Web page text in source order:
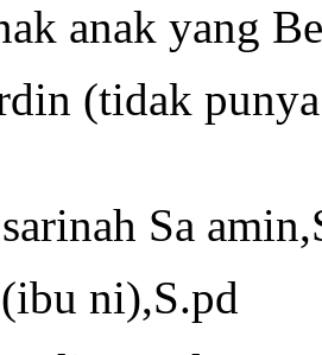
anak yang
(tidak
Sa
ni),S.pd